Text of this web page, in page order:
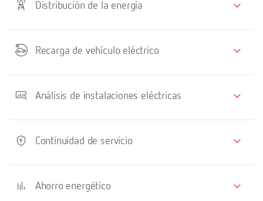
Distribución de la energía
Recarga de vehículo eléctrico
Análisis de instalaciones eléctricas
Continuidad de servicio
Ahorro energético